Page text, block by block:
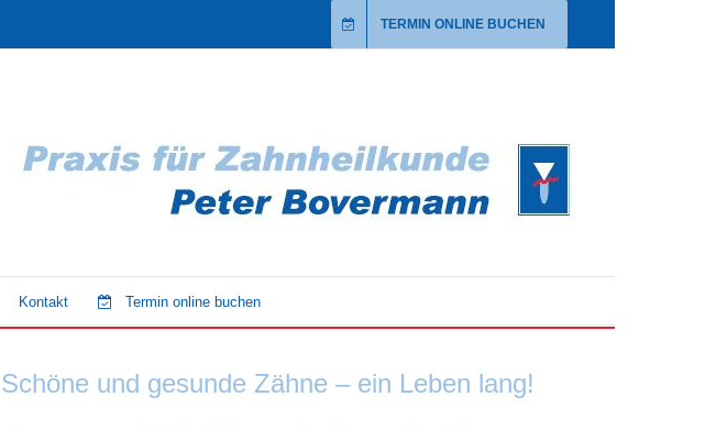
TERMIN ONLINE BUCHEN
Kontakt Termin online buchen
Schöne und gesunde Zähne – ein Leben lang!